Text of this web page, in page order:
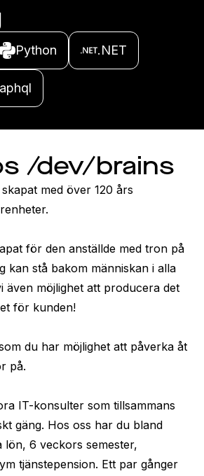
Python .NET
/dev/brains
med över 120 års
för den anställde med tron på
kan stå bakom människan i alla
även möjlighet att producera det
för kunden!
du har möjlighet att påverka åt
på.
IT-konsulter som tillsammans
gäng. Hos oss har du bland
lön, 6 veckors semester,
tjänstepension. Ett par gånger